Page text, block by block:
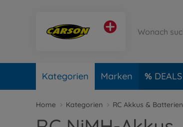
Kategorien Marken DEALS
Home Kategorien RC Akkus & Batterien